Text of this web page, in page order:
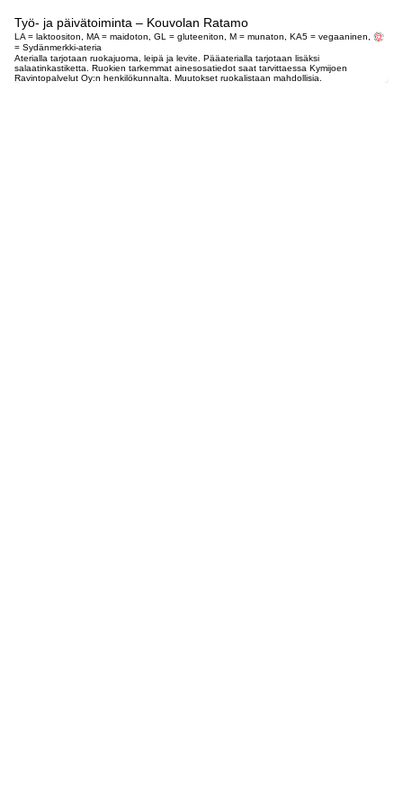
Työ- ja päivätoiminta – Kouvolan Ratamo
LA = laktoositon, MA = maidoton, GL = gluteeniton, M = munaton, KA5 = vegaaninen,
= Sydänmerkki-ateria
Aterialla tarjotaan ruokajuoma, leipä ja levite. Pääaterialla tarjotaan lisäksi
salaatinkastiketta. Ruokien tarkemmat ainesosatiedot saat tarvittaessa Kymijoen
Ravintopalvelut Oy:n henkilökunnalta. Muutokset ruokalistaan mahdollisia.